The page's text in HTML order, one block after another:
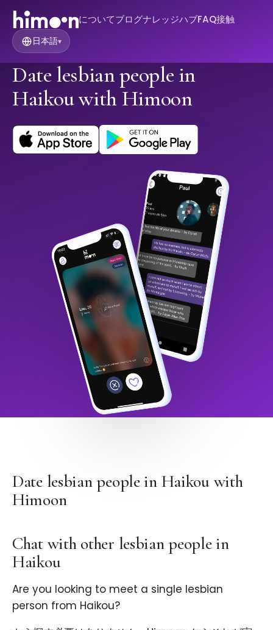
についてブログナレッジハブFAQ接触
日本語▾
Date lesbian people in
Haikou with Himoon
Date lesbian people in Haikou with
Himoon
Chat with other lesbian people in
Haikou
Are you looking to meet a single lesbian
person from Haikou?